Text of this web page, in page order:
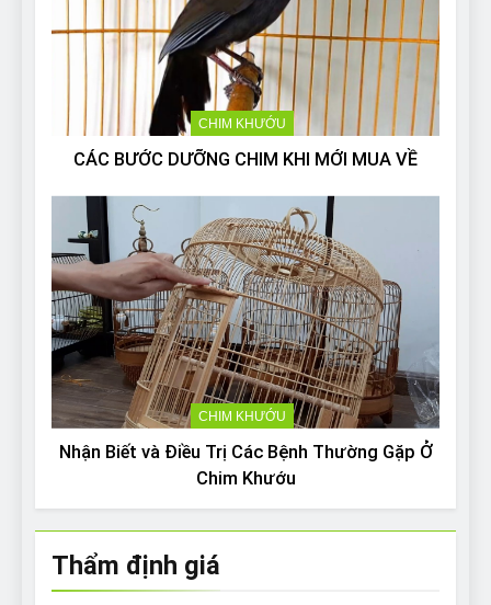
CHIM KHƯỚU
CÁC BƯỚC DƯỠNG CHIM KHI MỚI MUA VỀ
CHIM KHƯỚU
Nhận Biết và Điều Trị Các Bệnh Thường Gặp Ở
Chim Khướu
Thẩm định giá